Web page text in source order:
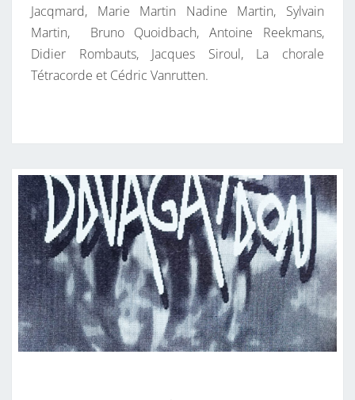
Jacqmard, Marie Martin Nadine Martin, Sylvain
Martin, Bruno Quoidbach, Antoine Reekmans,
Didier Rombauts, Jacques Siroul, La chorale
Tétracorde et Cédric Vanrutten.